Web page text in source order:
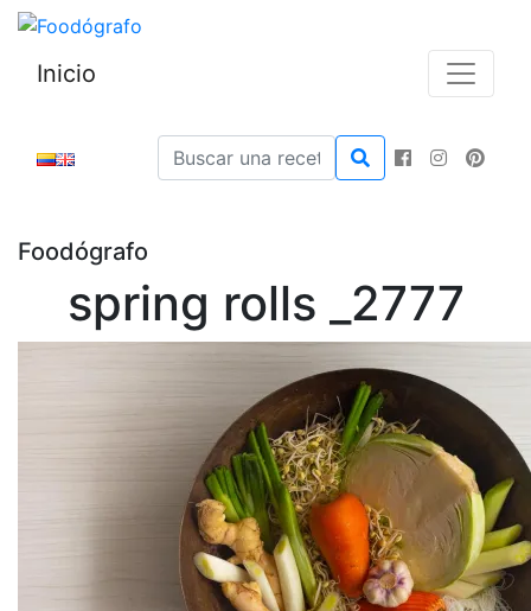
Inicio
Foodógrafo
spring rolls _2777